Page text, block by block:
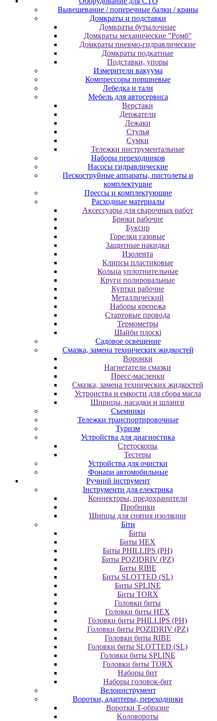
Вывешевание / поперечные балки / краны
Домкраты и подставки
Домкраты бутылочные
Домкраты механические "Ромб"
Домкраты пневмо-гидравлические
Домкраты подкатные
Подставки, упоры
Измерители вакуума
Компрессоры поршневые
Лебедка и тали
Мебель для автосервиса
Верстаки
Держатели
Лежаки
Стулья
Сумки
Тележки инструментальные
Наборы переходников
Насосы гидравлические
Пескоструйные аппараты, пистолеты и
комплектущие
Прессы и комплектующие
Расходные материалы
Аксессуары для сварочных работ
Брюки рабочие
Буксир
Горелки газовые
Защитные накидки
Изолента
Клипсы пластиковые
Кольца уплотнительные
Круги полировальные
Куртки рабочие
Металлический
Наборы крепежа
Стартовые провода
Термометры
Шайби плоскі
Садовое освещение
Смазка, замена технических жидкостей
Воронки
Нагнетатели смазки
Пресс-масленки
Смазка, замена технических жидкостей
Устроиства и емкости для сбора масла
Шприцы, насадки и шланги
Съемники
Тележки транспортировочные
Туризм
Устройства для диагностика
Стетоскопы
Тестеры
Устройства для очистки
Фонари автомобильные
Ручний інструмент
Інструменти для електрика
Коннекторы, предохранители
Пробники
Щипцы для снятия изоляции
Біти
Биты
Биты HEX
Биты PHILLIPS (PH)
Биты POZIDRIV (PZ)
Биты RIBE
Биты SLOTTED (SL)
Биты SPLINE
Биты TORX
Головки биты
Головки биты HEX
Головки биты PHILLIPS (PH)
Головки биты POZIDRIV (PZ)
Головки биты RIBE
Головки биты SLOTTED (SL)
Головки биты SPLINE
Головки биты TORX
Наборы бит
Наборы головок-бит
Велоинструмент
Воротки, адаптеры, переходники
Bopoтки T-oбpaзне
Koлoвopoты